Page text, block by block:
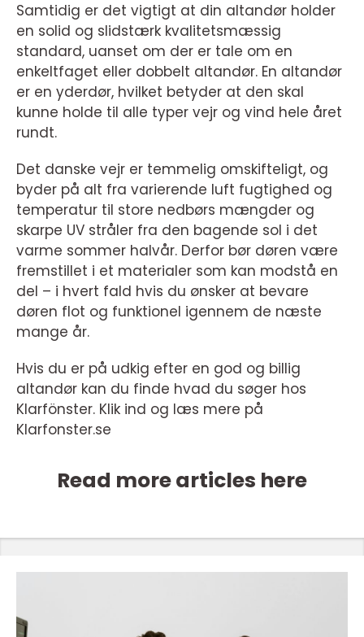
Samtidig er det vigtigt at din altandør holder
en solid og slidstærk kvalitetsmæssig
standard, uanset om der er tale om en
enkeltfaget eller dobbelt altandør. En altandør
er en yderdør, hvilket betyder at den skal
kunne holde til alle typer vejr og vind hele året
rundt.
Det danske vejr er temmelig omskifteligt, og
byder på alt fra varierende luft fugtighed og
temperatur til store nedbørs mængder og
skarpe UV stråler fra den bagende sol i det
varme sommer halvår. Derfor bør døren være
fremstillet i et materialer som kan modstå en
del – i hvert fald hvis du ønsker at bevare
døren flot og funktionel igennem de næste
mange år.
Hvis du er på udkig efter en god og billig
altandør kan du finde hvad du søger hos
Klarfönster. Klik ind og læs mere på
Klarfonster.se
Read more articles here